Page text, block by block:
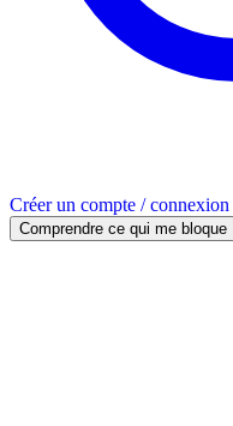
Créer un compte / connexion
Comprendre ce qui me bloque